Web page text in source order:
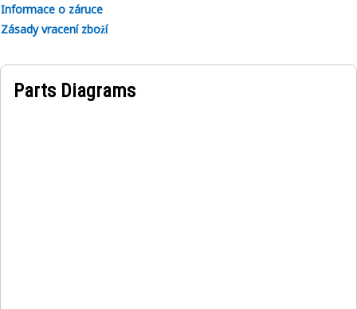
Informace o záruce
Zásady vracení zboží
Parts Diagrams